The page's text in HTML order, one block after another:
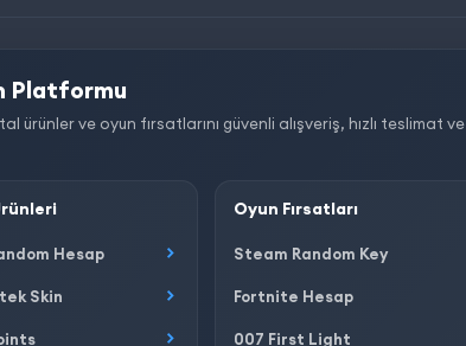
Platformu
ve oyun fırsatlarını güvenli alışveriş, hızlı teslimat ve
Hesap
Skin
Oyun Fırsatları
Steam Random Key
Fortnite Hesap
007 First Light